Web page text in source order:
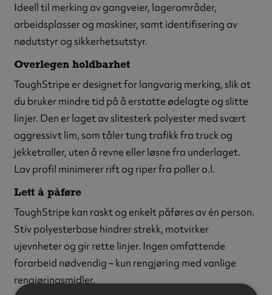
Ideell til merking av gangveier, lagerområder,
arbeidsplasser og maskiner, samt identifisering av
nødutstyr og sikkerhetsutstyr.
Overlegen holdbarhet
ToughStripe er designet for langvarig merking, slik at
du bruker mindre tid på å erstatte ødelagte og slitte
linjer. Den er laget av slitesterk polyester med svært
aggressivt lim, som tåler tung trafikk fra truck og
jekketraller, uten å revne eller løsne fra underlaget.
Lav profil minimerer rift og riper fra paller o.l.
Lett å påføre
ToughStripe kan raskt og enkelt påføres av én person.
Stiv polyesterbase hindrer strekk, motvirker
ujevnheter og gir rette linjer. Ingen omfattende
forarbeid nødvendig – kun rengjøring med vanlige
rengjøringsmidler.